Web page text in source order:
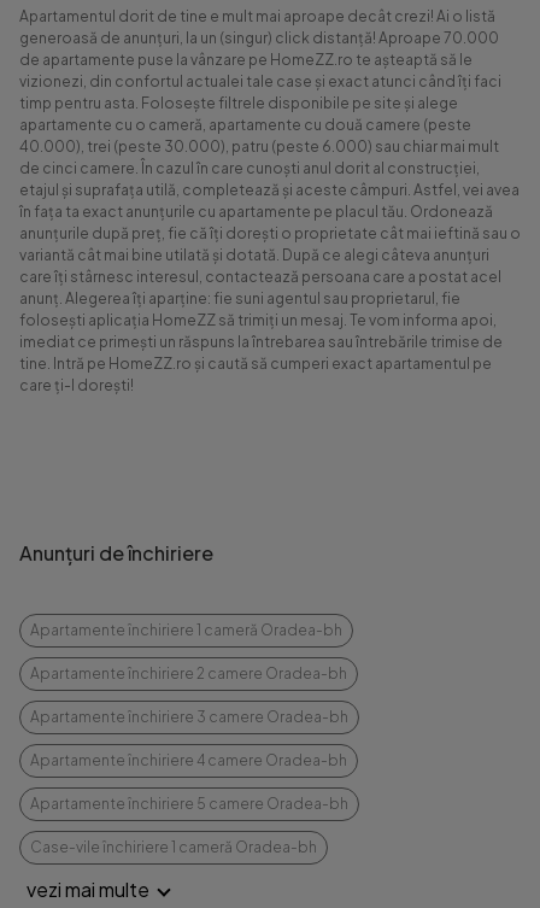
Apartamentul dorit de tine e mult mai aproape decât crezi! Ai o listă
generoasă de anunțuri, la un (singur) click distanță! Aproape 70.000
de apartamente puse la vânzare pe HomeZZ.ro te așteaptă să le
vizionezi, din confortul actualei tale case și exact atunci când îți faci
timp pentru asta. Folosește filtrele disponibile pe site și alege
apartamente cu o cameră, apartamente cu două camere (peste
40.000), trei (peste 30.000), patru (peste 6.000) sau chiar mai mult
de cinci camere. În cazul în care cunoști anul dorit al construcției,
etajul și suprafața utilă, completează și aceste câmpuri. Astfel, vei avea
în fața ta exact anunțurile cu apartamente pe placul tău. Ordonează
anunțurile după preț, fie că îți dorești o proprietate cât mai ieftină sau o
variantă cât mai bine utilată și dotată. După ce alegi câteva anunțuri
care îți stârnesc interesul, contactează persoana care a postat acel
anunț. Alegerea îți aparține: fie suni agentul sau proprietarul, fie
folosești aplicația HomeZZ să trimiți un mesaj. Te vom informa apoi,
imediat ce primești un răspuns la întrebarea sau întrebările trimise de
tine. Intră pe HomeZZ.ro și caută să cumperi exact apartamentul pe
care ți-l dorești!
Anunțuri de închiriere
Apartamente închiriere 1 cameră Oradea-bh
Apartamente închiriere 2 camere Oradea-bh
Apartamente închiriere 3 camere Oradea-bh
Apartamente închiriere 4 camere Oradea-bh
Apartamente închiriere 5 camere Oradea-bh
Case-vile închiriere 1 cameră Oradea-bh
vezi mai multe